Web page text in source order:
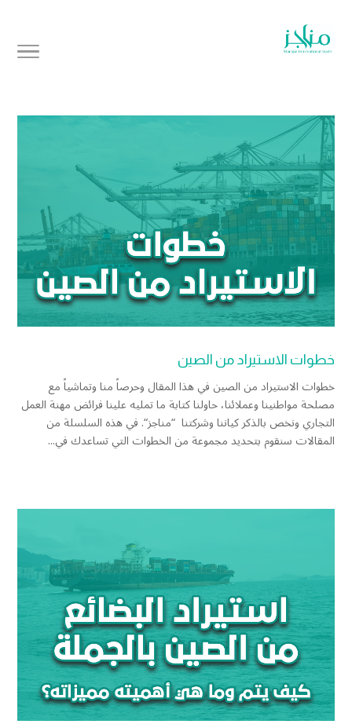
خطوات الاستيراد من الصين
خطوات الاستيراد من الصين في هذا المقال وحرصاً منا وتماشياً مع
مصلحة مواطنينا وعملائنا، حاولنا كتابة ما تمليه علينا فرائض مهنة العمل
التجاري ونخص بالذكر كياننا وشركتنا “مناجز“. في هذه السلسلة من
المقالات سنقوم بتحديد مجموعة من الخطوات التي تساعدك في...